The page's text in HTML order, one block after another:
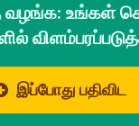
வழங்க: உங்கள்
இப்போது பதிவிட